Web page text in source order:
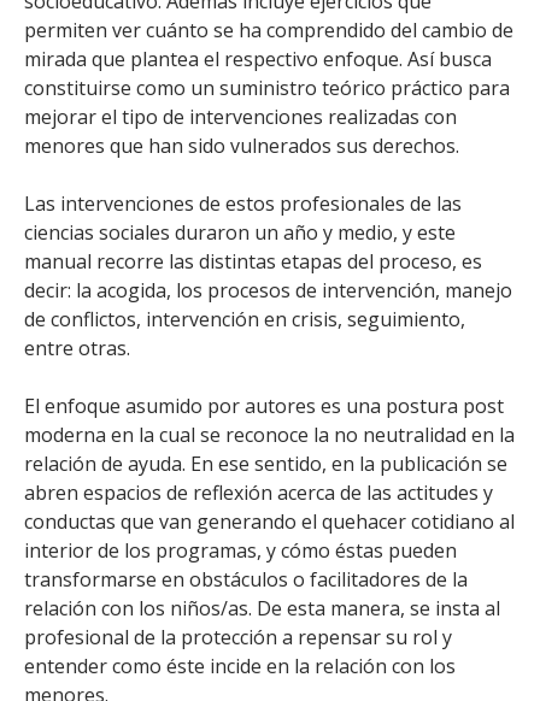
permiten ver cuánto se ha comprendido del cambio de
mirada que plantea el respectivo enfoque. Así busca
constituirse como un suministro teórico práctico para
mejorar el tipo de intervenciones realizadas con
menores que han sido vulnerados sus derechos.
Las intervenciones de estos profesionales de las
ciencias sociales duraron un año y medio, y este
manual recorre las distintas etapas del proceso, es
decir: la acogida, los procesos de intervención, manejo
de conflictos, intervención en crisis, seguimiento,
entre otras.
El enfoque asumido por autores es una postura post
moderna en la cual se reconoce la no neutralidad en la
relación de ayuda. En ese sentido, en la publicación se
abren espacios de reflexión acerca de las actitudes y
conductas que van generando el quehacer cotidiano al
interior de los programas, y cómo éstas pueden
transformarse en obstáculos o facilitadores de la
relación con los niños/as. De esta manera, se insta al
profesional de la protección a repensar su rol y
entender como éste incide en la relación con los
menores.